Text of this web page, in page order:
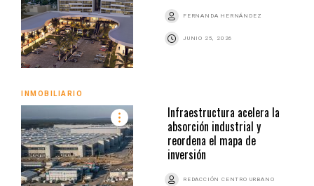
FERNANDA HERNÁNDEZ
JUNIO 25, 2026
INMOBILIARIO
Infraestructura acelera la
absorción industrial y
reordena el mapa de
inversión
REDACCIÓN CENTRO URBANO